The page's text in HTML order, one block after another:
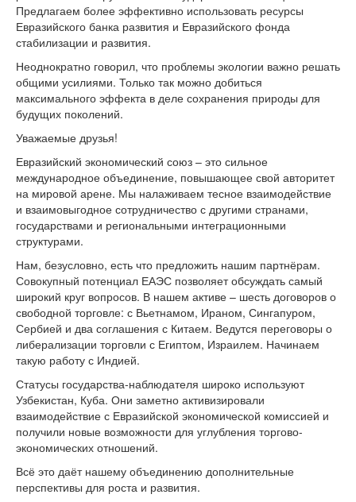
Предлагаем более эффективно использовать ресурсы
Евразийского банка развития и Евразийского фонда
стабилизации и развития.
Неоднократно говорил, что проблемы экологии важно решать
общими усилиями. Только так можно добиться
максимального эффекта в деле сохранения природы для
будущих поколений.
Уважаемые друзья!
Евразийский экономический союз – это сильное
международное объединение, повышающее свой авторитет
на мировой арене. Мы налаживаем тесное взаимодействие
и взаимовыгодное сотрудничество с другими странами,
государствами и региональными интеграционными
структурами.
Нам, безусловно, есть что предложить нашим партнёрам.
Совокупный потенциал ЕАЭС позволяет обсуждать самый
широкий круг вопросов. В нашем активе – шесть договоров о
свободной торговле: с Вьетнамом, Ираном, Сингапуром,
Сербией и два соглашения с Китаем. Ведутся переговоры о
либерализации торговли с Египтом, Израилем. Начинаем
такую работу с Индией.
Статусы государства-наблюдателя широко используют
Узбекистан, Куба. Они заметно активизировали
взаимодействие с Евразийской экономической комиссией и
получили новые возможности для углубления торгово-
экономических отношений.
Всё это даёт нашему объединению дополнительные
перспективы для роста и развития.